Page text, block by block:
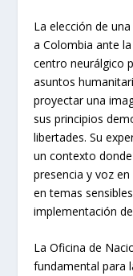
La elección de
a Colombia ante
centro neurálgico
asuntos
proyectar una
sus principios
libertades. Su
un contexto
presencia y voz
en temas
implementación
La Oficina de
fundamental para